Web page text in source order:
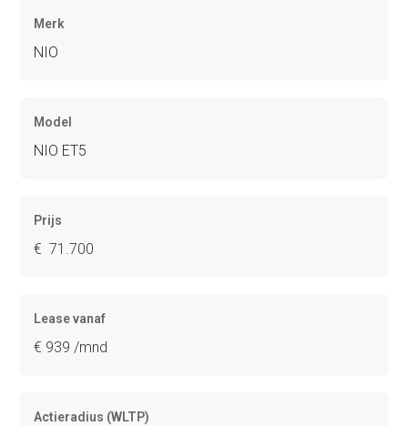
Merk
NIO
Model
NIO ET5
Prijs
€ 71.700
Lease vanaf
€ 939 /mnd
Actieradius (WLTP)